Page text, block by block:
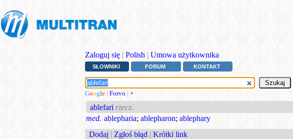
Zaloguj się | Polish | Umowa użytkownika
SŁOWNIKI FORUM KONTAKT
Google | Forvo | +
ablefari rzecz.
med. ablepharia; ablepharon; ablephary
Dodaj | Zgłoś błąd | Krótki link